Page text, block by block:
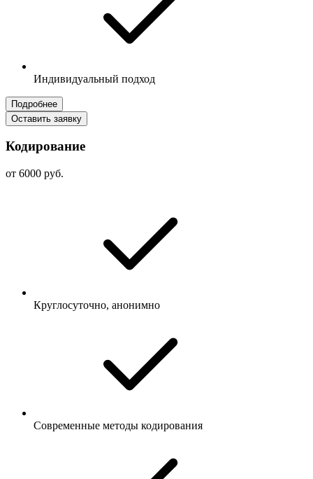
Индивидуальный подход
Подробнее
Оставить заявку
Кодирование
от 6000 руб.
Круглосуточно, анонимно
Современные методы кодирования